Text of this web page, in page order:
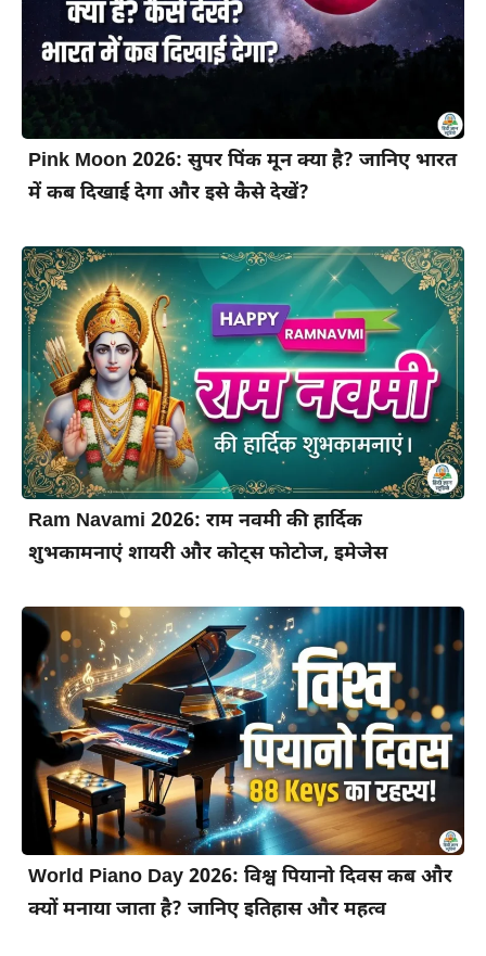
Pink Moon 2026: सुपर पिंक मून क्या है? जानिए भारत
में कब दिखाई देगा और इसे कैसे देखें?
Ram Navami 2026: राम नवमी की हार्दिक
शुभकामनाएं शायरी और कोट्स फोटोज, इमेजेस
World Piano Day 2026: विश्व पियानो दिवस कब और
क्यों मनाया जाता है? जानिए इतिहास और महत्व